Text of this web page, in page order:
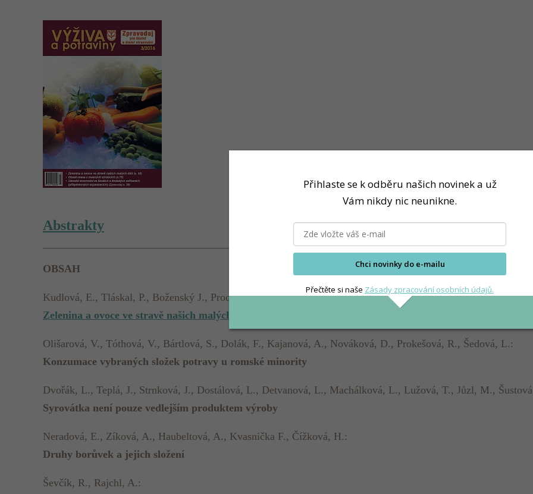
Abstrakty
OBSAH
Kudlová, E., Tláskal, P., Boženský J., Procházka B., Szitányi, N., Šebková, A.:
Zelenina a ovoce ve stravě našich malých dětí
Olišarová, V., Tóthová, V., Bártlová, S., Dolák, F., Kajanová, A., Nováková, D., Prokešová, R., Šedová, L.:
Konzumace vybraných složek potravy u romské minority
Dvořák, L., Teplá, J., Strnková, J., Dostálová, L., Detvanová, L., Machálková, L., Lužová, T., Jůzl, M.,
Syrovátka není pouze vedlejším produktem výroby
Neradová, E., Zíková, A., Haubeltová, A., Kvasnička F., Čížková, H.:
Druhy borůvek a jejich složení
Ševčík, R., Rajchl, A.:
Přihlaste se k odběru našich novinek a už
Vám nikdy nic neunikne.
Chci novinky do e-mailu
Přečtěte si naše Zásady zpracování osobních údajů.